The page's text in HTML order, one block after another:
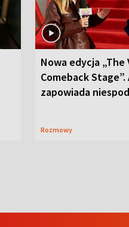
Nowa edycja „The
Comeback Stage”.
zapowiada
Rozmowy